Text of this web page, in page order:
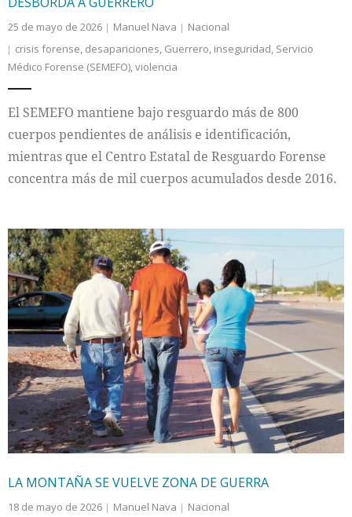
25 de mayo de 2026 Manuel Nava
Nacional
crisis forense, desapariciones, Guerrero, inseguridad, Servicio
Médico Forense (SEMEFO),violencia
El SEMEFO mantiene bajo resguardo más de 800
cuerpos pendientes de análisis e identificación,
mientras que el Centro Estatal de Resguardo Forense
concentra más de mil cuerpos acumulados desde 2016.
LA MONTAÑA SE VUELVE ZONA DE GUERRA
18 de mayo de 2026 Manuel Nava
Nacional